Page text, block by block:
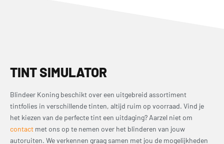
TINT SIMULATOR
Blindeer Koning beschikt over een uitgebreid assortiment
tintfolies in verschillende tinten, altijd ruim op voorraad. Vind je
het kiezen van de perfecte tint een uitdaging? Aarzel niet om
contact met ons op te nemen over het blinderen van jouw
autoruiten. We verkennen graag samen met jou de mogelijkheden